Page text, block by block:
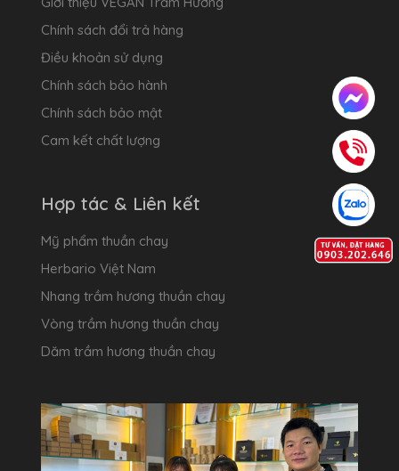
Chính sách đổi trả hàng
Điều khoản sử dụng
Chính sách bảo hành
Chính sách bảo mật
Cam kết chất lượng
Hợp tác & Liên kết
Mỹ phẩm thuần chay
Herbario Việt Nam
Nhang trầm hương thuần chay
Vòng trầm hương thuần chay
Dăm trầm hương thuần chay